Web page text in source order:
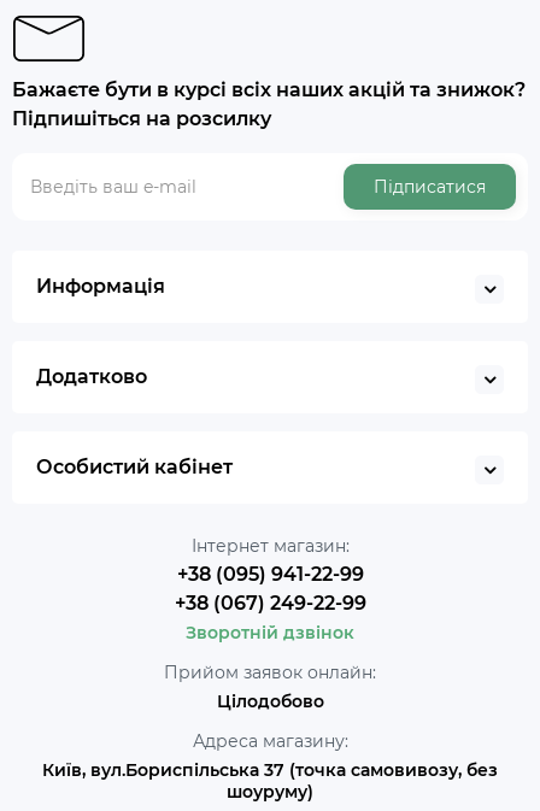
Бажаєте бути в курсі всіх наших акцій та знижок?
Підпишіться на розсилку
Підписатися
Информація
Додатково
Особистий кабінет
Інтернет магазин:
+38 (095) 941-22-99
+38 (067) 249-22-99
Зворотній дзвінок
Прийом заявок онлайн:
Цілодобово
Адреса магазину:
Київ, вул.Бориспільська 37 (точка самовивозу, без
шоуруму)